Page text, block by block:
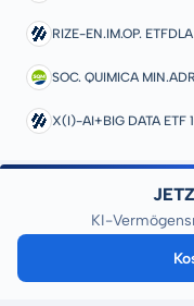
RIZE-EN.IM.OP.
SOC. QUIMICA
X(I)-AI+BIG DATA ETF
KI-